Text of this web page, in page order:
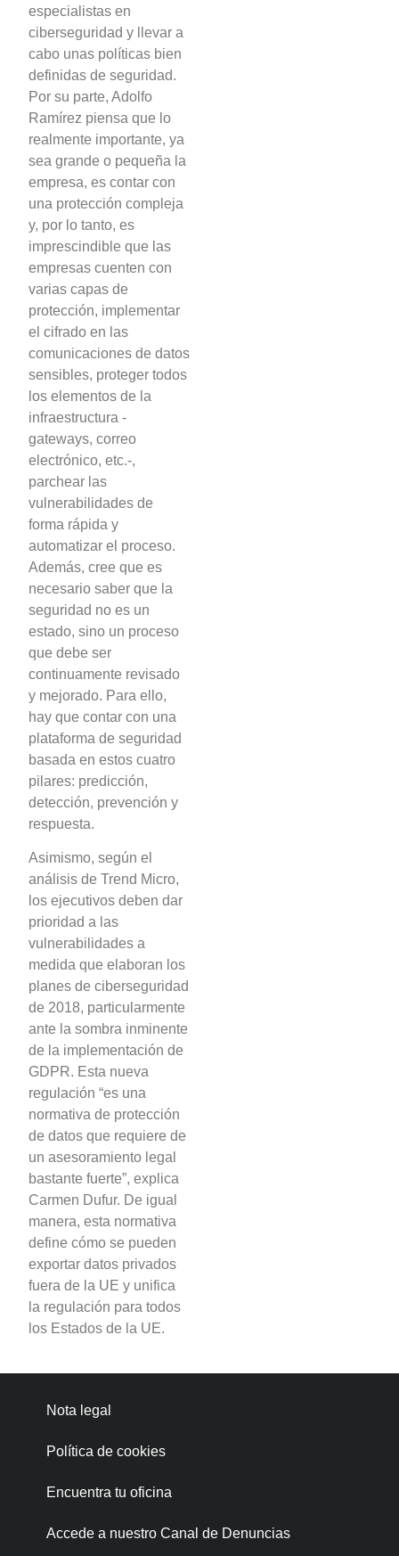
especialistas en
ciberseguridad y llevar a
cabo unas políticas bien
definidas de seguridad.
Por su parte, Adolfo
Ramírez piensa que lo
realmente importante, ya
sea grande o pequeña la
empresa, es contar con
una protección compleja
y, por lo tanto, es
imprescindible que las
empresas cuenten con
varias capas de
protección, implementar
el cifrado en las
comunicaciones de datos
sensibles, proteger todos
los elementos de la
infraestructura -
gateways, correo
electrónico, etc.-,
parchear las
vulnerabilidades de
forma rápida y
automatizar el proceso.
Además, cree que es
necesario saber que la
seguridad no es un
estado, sino un proceso
que debe ser
continuamente revisado
y mejorado. Para ello,
hay que contar con una
plataforma de seguridad
basada en estos cuatro
pilares: predicción,
detección, prevención y
respuesta.
Asimismo, según el
análisis de Trend Micro,
los ejecutivos deben dar
prioridad a las
vulnerabilidades a
medida que elaboran los
planes de ciberseguridad
de 2018, particularmente
ante la sombra inminente
de la implementación de
GDPR. Esta nueva
regulación “es una
normativa de protección
de datos que requiere de
un asesoramiento legal
bastante fuerte”, explica
Carmen Dufur. De igual
manera, esta normativa
define cómo se pueden
exportar datos privados
fuera de la UE y unifica
la regulación para todos
los Estados de la UE.
Nota legal
Política de cookies
Encuentra tu oficina
Accede a nuestro Canal de Denuncias